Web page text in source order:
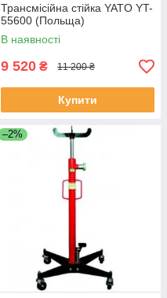
Трансмісійна стійка YATO YT-
55600 (Польща)
В наявності
9 520 ₴ 11 200 ₴
Купити
–2%